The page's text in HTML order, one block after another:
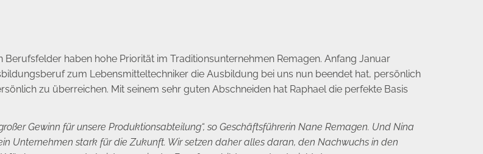
haben hohe Priorität im Traditionsunternehmen Remagen. Anfang Januar
zum Lebensmitteltechniker die Ausbildung bei uns nun beendet hat, persönlich
zu überreichen. Mit seinem sehr guten Abschneiden hat Raphael die perfekte Basis
Gewinn für unsere Produktionsabteilung“, so Geschäftsführerin Nane Remagen. Und Nina
Unternehmen stark für die Zukunft. Wir setzen daher alles daran, den Nachwuchs in den